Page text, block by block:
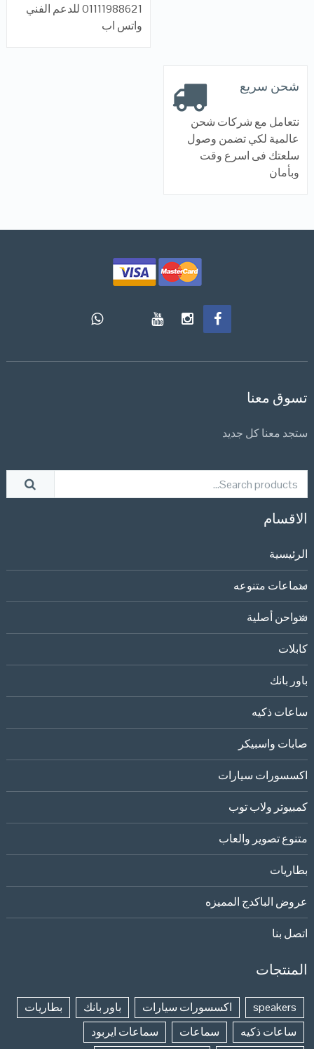
01111988621 للدعم الفني
واتس اب
شحن سريع
نتعامل مع شركات شحن
عالمية لكي تضمن وصول
سلعتك فى اسرع وقت
وبأمان
تسوق معنا
ستجد معنا كل جديد
الاقسام
الرئيسية
سماعات متنوعه
شواحن أصلية
كابلات
باور بانك
ساعات ذكيه
صابات واسبيكر
اكسسورات سيارات
كمبيوتر ولاب توب
متنوع تصوير والعاب
بطاريات
عروض الباكدج المميزه
اتصل بنا
المنتجات
speakers اكسسورات سيارات باور بانك
بطاريات
ساعات ذكيه
سماعات سماعات ايربود